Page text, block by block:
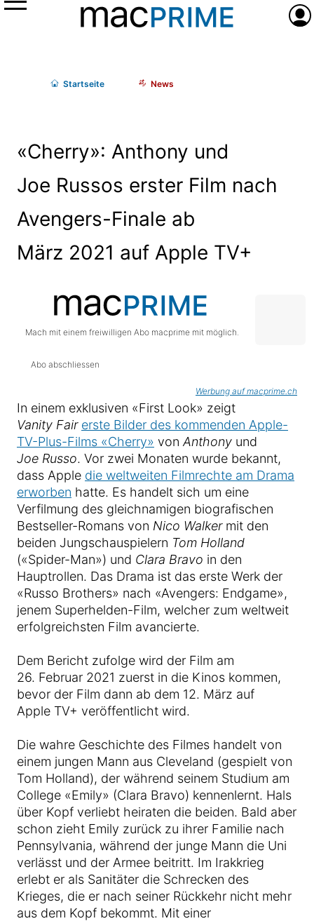
Menü
Startseite News
«Cherry»: Anthony und
Joe Russos erster Film nach
Avengers-Finale ab
März 2021 auf Apple TV+
Mach mit einem freiwilligen Abo macprime mit möglich.
Abo abschliessen
Werbung auf macprime.ch
In einem exklusiven «First Look» zeigt
Vanity Fair erste Bilder des kommenden Apple-
TV-Plus-Films «Cherry» von Anthony und
Joe Russo. Vor zwei Monaten wurde bekannt,
dass Apple die weltweiten Filmrechte am Drama
erworben hatte. Es handelt sich um eine
Verfilmung des gleichnamigen biografischen
Bestseller-Romans von Nico Walkermit den
beiden Jungschauspielern Tom Holland
(«Spider-Man») und Clara Bravo in den
Hauptrollen. Das Drama ist das erste Werk der
«Russo Brothers» nach «Avengers: Endgame»,
jenem Superhelden-Film, welcher zum weltweit
erfolgreichsten Film avancierte.
Dem Bericht zufolge wird der Film am
26. Februar 2021 zuerst in die Kinos kommen,
bevor der Film dann ab dem 12. März auf
Apple TV+ veröffentlicht wird.
Die wahre Geschichte des Filmes handelt von
einem jungen Mann aus Cleveland (gespielt von
Tom Holland), der während seinem Studium am
College «Emily» (Clara Bravo) kennenlernt. Hals
über Kopf verliebt heiraten die beiden. Bald aber
schon zieht Emily zurück zu ihrer Familie nach
Pennsylvania, während der junge Mann die Uni
verlässt und der Armee beitritt. Im Irakkrieg
erlebt er als Sanitäter die Schrecken des
Krieges, die er nach seiner Rückkehr nicht mehr
aus dem Kopf bekommt. Mit einer